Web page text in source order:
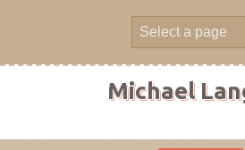
Michael